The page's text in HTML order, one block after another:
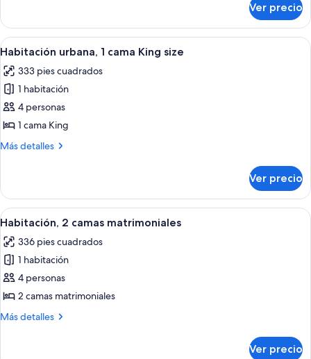
camas,
habitaciones
conectadas
varias
camas,
habitaciones
Ver precio
Abrir
todas
las
fotos
de
Habitación
urbana,
King
size
Una habitación de hotel con una
8
Habitación urbana, 1 cama King size
333 pies cuadrados
1 habitación
4 personas
1 cama King
Más detalles
Más
urbana,
cama
size
Ver precio
Abrir
todas
las
fotos
de
Habitación,
2
Habitación de hotel con dos camas,
8
Habitación, 2 camas matrimoniales
336 pies cuadrados
1 habitación
4 personas
2 camas matrimoniales
Más detalles
Más
Ver precio